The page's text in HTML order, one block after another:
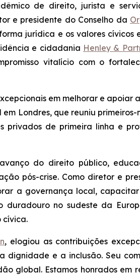
de direito, jurista e
e presidente do Conselho da
jurídica e os valores cívicos
e cidadania Henley &
vitalício com o
em melhorar e apoiar
em Londres, que reuniu
privados de primeira linha e
do direito público,
pós-crise. Como diretor e
a governança local,
duradouro no sudeste da
cívica.
, elogiou as contribuições
e a inclusão. Seu
global. Estamos honrados em